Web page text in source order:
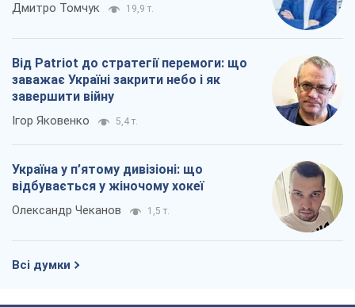
Дмитро Томчук 19,9 т.
Від Patriot до стратегії перемоги: що
заважає Україні закрити небо і як
завершити війну
Ігор Яковенко 5,4 т.
Україна у п’ятому дивізіоні: що
відбувається у жіночому хокеї
Олександр Чеканов 1,5 т.
Всі думки